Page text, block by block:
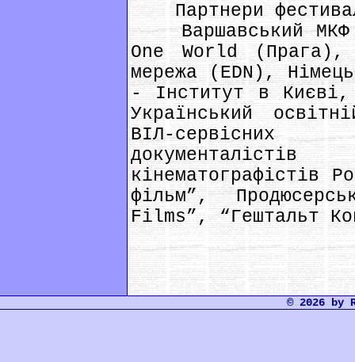
Партнери
Варшавський МКФ
One World (Прага),
мережа (EDN),
- Інститут в Києві,
Український
ВІЛ-сервісних
кінематографістів
фільм”,
Films”, “Гештальт
© 2026 by